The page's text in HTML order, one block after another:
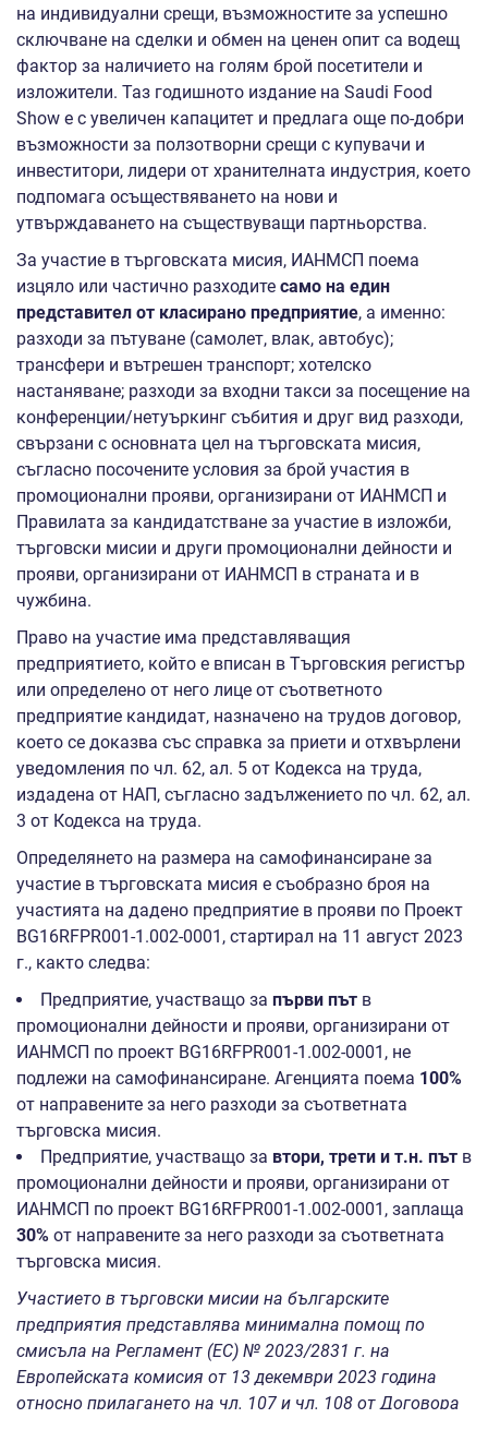
на индивидуални срещи, възможностите за успешно
сключване на сделки и обмен на ценен опит са водещ
фактор за наличието на голям брой посетители и
изложители. Таз годишното издание на Saudi Food
Show е с увеличен капацитет и предлага още по-добри
възможности за ползотворни срещи с купувачи и
инвеститори, лидери от хранителната индустрия, което
подпомага осъществяването на нови и
утвърждаването на съществуващи партньорства.
За участие в търговската мисия, ИАНМСП поема
изцяло или частично разходите само на един
представител от класирано предприятие, а именно:
разходи за пътуване (самолет, влак, автобус);
трансфери и вътрешен транспорт; хотелско
настаняване; разходи за входни такси за посещение на
конференции/нетуъркинг събития и друг вид разходи,
свързани с основната цел на търговската мисия,
съгласно посочените условия за брой участия в
промоционални прояви, организирани от ИАНМСП и
Правилата за кандидатстване за участие в изложби,
търговски мисии и други промоционални дейности и
прояви, организирани от ИАНМСП в страната и в
чужбина.
Право на участие има представляващия
предприятието, който е вписан в Търговския регистър
или определено от него лице от съответното
предприятие кандидат, назначено на трудов договор,
което се доказва със справка за приети и отхвърлени
уведомления по чл. 62, ал. 5 от Кодекса на труда,
издадена от НАП, съгласно задължението по чл. 62, ал.
3 от Кодекса на труда.
Определянето на размера на самофинансиране за
участие в търговската мисия е съобразно броя на
участията на дадено предприятие в прояви по Проект
BG16RFPR001-1.002-0001, стартирал на 11 август 2023
г., както следва:
Предприятие, участващо за първи път в
промоционални дейности и прояви, организирани от
ИАНМСП по проект BG16RFPR001-1.002-0001, не
подлежи на самофинансиране. Агенцията поема 100%
от направените за него разходи за съответната
търговска мисия.
Предприятие, участващо за втори, трети и т.н. път в
промоционални дейности и прояви, организирани от
ИАНМСП по проект BG16RFPR001-1.002-0001, заплаща
30% от направените за него разходи за съответната
търговска мисия.
Участието в търговски мисии на българските
предприятия представлява минимална помощ по
смисъла на Регламент (ЕС) № 2023/2831 г. на
Европейската комисия от 13 декември 2023 година
относно прилагането на чл. 107 и чл. 108 от Договора